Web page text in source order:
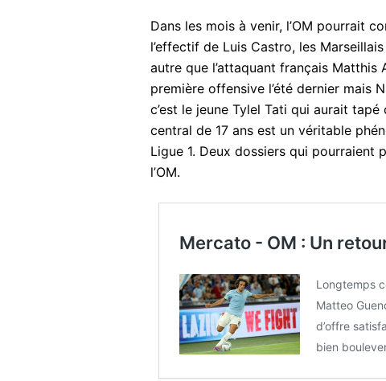
Dans les mois à venir, l’OM pourrait
l’effectif de Luis Castro, les
autre que l’attaquant français Matthis
première offensive l’été dernier mais
c’est le jeune Tylel Tati qui aurait
central de 17 ans est un véritable
Ligue 1. Deux dossiers qui
l’OM.
Mercato - OM : Un
Longtemps
Matteo
d’offre
bien